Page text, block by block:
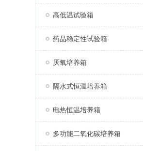
高低温试验箱
药品稳定性试验箱
厌氧培养箱
隔水式恒温培养箱
电热恒温培养箱
多功能二氧化碳培养箱